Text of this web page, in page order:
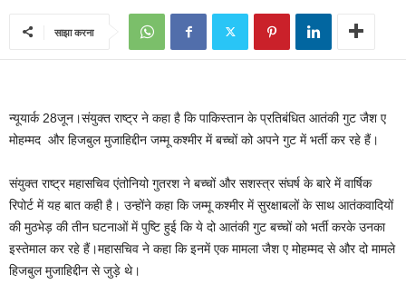
साझा करना
न्यूयार्क 28जून।संयुक्‍त राष्‍ट्र ने कहा है कि पाकिस्‍तान के प्रतिबंधित आतंकी गुट जैश ए
मोहम्‍मद और हिजबुल मुजाहिद्दीन जम्‍मू कश्‍मीर में बच्‍चों को अपने गुट में भर्ती कर रहे हैं।
संयुक्‍त राष्‍ट्र महासचिव एंतोनियो गुतरश ने बच्‍चों और सशस्‍त्र संघर्ष के बारे में वार्षिक
रिपोर्ट में यह बात कही है। उन्‍होंने कहा कि जम्‍मू कश्‍मीर में सुरक्षाबलों के साथ आतंकवादियों
की मुठभेड़ की तीन घटनाओं में पुष्टि हुई कि ये दो आतंकी गुट बच्‍चों को भर्ती करके उनका
इस्‍तेमाल कर रहे हैं।महासचिव ने कहा कि इनमें एक मामला जैश ए मोहम्‍मद से और दो मामले
हिजबुल मुजाहिद्दीन से जुड़े थे।